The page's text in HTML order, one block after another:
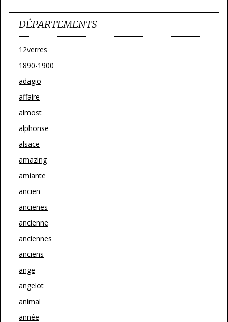
DÉPARTEMENTS
12verres
1890-1900
adagio
affaire
almost
alphonse
alsace
amazing
amiante
ancien
ancienes
ancienne
anciennes
anciens
ange
angelot
animal
année